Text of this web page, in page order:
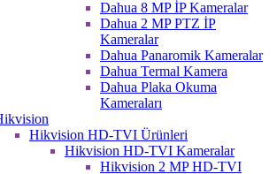
Dahua 8 MP İP Kameralar
Dahua 2 MP PTZ İP
Kameralar
Dahua Panaromik Kameralar
Dahua Termal Kamera
Dahua Plaka Okuma
Kameraları
Hikvision HD-TVI Ürünleri
Hikvision HD-TVI Kameralar
Hikvision 2 MP HD-TVI